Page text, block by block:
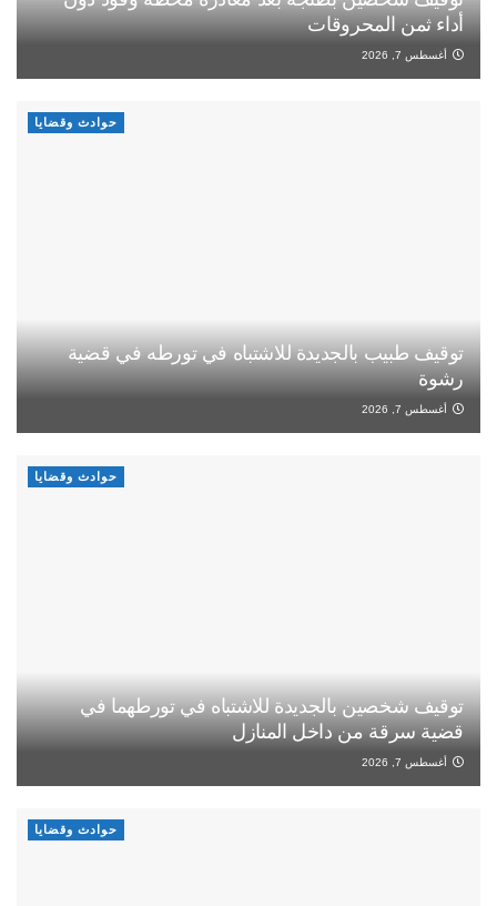
أداء ثمن المحروقات
أغسطس 7, 2026
حوادث وقضايا
توقيف طبيب بالجديدة للاشتباه في تورطه في قضية
رشوة
أغسطس 7, 2026
حوادث وقضايا
توقيف شخصين بالجديدة للاشتباه في تورطهما في
قضية سرقة من داخل المنازل
أغسطس 7, 2026
حوادث وقضايا